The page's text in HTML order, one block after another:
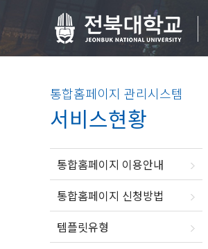
통합홈페이지 관리시스템
서비스현황
통합홈페이지 이용안내
통합홈페이지 신청방법
템플릿유형